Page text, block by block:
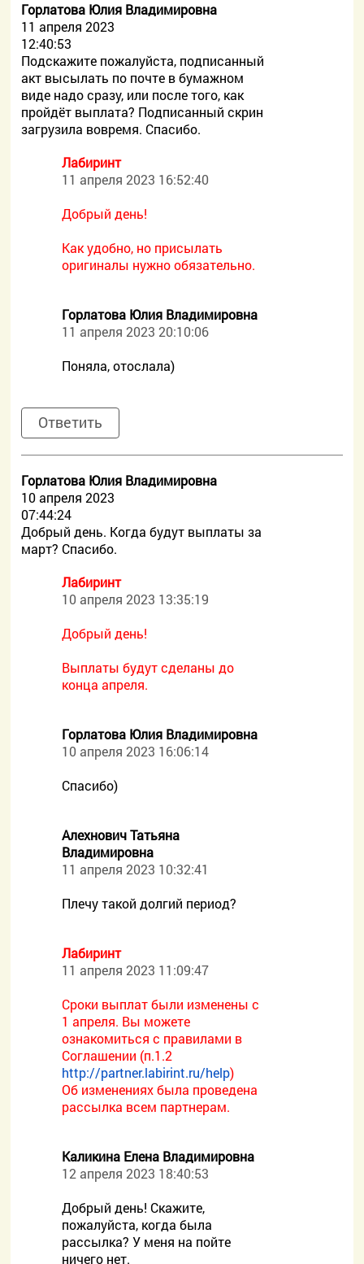
Горлатова Юлия Владимировна
11 апреля 2023
12:40:53
Подскажите пожалуйста, подписанный
акт высылать по почте в бумажном
виде надо сразу, или после того, как
пройдёт выплата? Подписанный скрин
загрузила вовремя. Спасибо.
Лабиринт
11 апреля 2023 16:52:40
Добрый день!
Как удобно, но присылать
оригиналы нужно обязательно.
Горлатова Юлия Владимировна
11 апреля 2023 20:10:06
Поняла, отослала)
Ответить
Горлатова Юлия Владимировна
10 апреля 2023
07:44:24
Добрый день. Когда будут выплаты за
март? Спасибо.
Лабиринт
10 апреля 2023 13:35:19
Добрый день!
Выплаты будут сделаны до
конца апреля.
Горлатова Юлия Владимировна
10 апреля 2023 16:06:14
Спасибо)
Алехнович Татьяна
Владимировна
11 апреля 2023 10:32:41
Плечу такой долгий период?
Лабиринт
11 апреля 2023 11:09:47
Сроки выплат были изменены с
1 апреля. Вы можете
ознакомиться с правилами в
Соглашении (п.1.2
http://partner.labirint.ru/help)
Об изменениях была проведена
рассылка всем партнерам.
Каликина Елена Владимировна
12 апреля 2023 18:40:53
Добрый день! Скажите,
пожалуйста, когда была
рассылка? У меня на пойте
ничего нет.